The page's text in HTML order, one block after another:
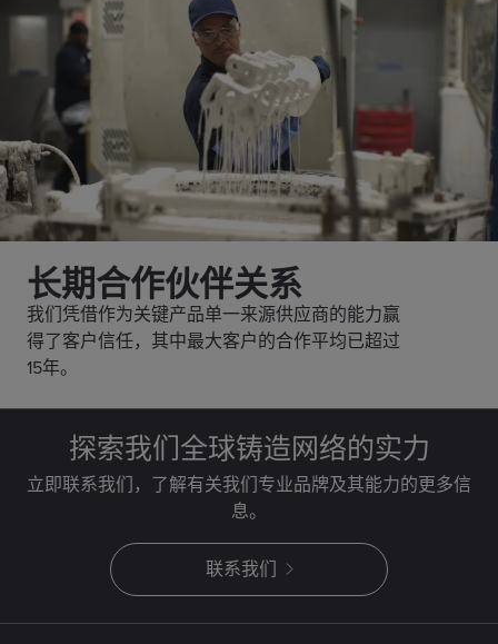
长期合作伙伴关系
我们凭借作为关键产品单一来源供应商的能力赢
得了客户信任，其中最大客户的合作平均已超过
15年。
探索我们全球铸造网络的实力
立即联系我们，了解有关我们专业品牌及其能力的更多信
息。
联系我们